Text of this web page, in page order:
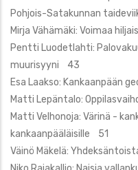
Pohjois-Satakunnan
Mirja Vähämäki: Voimaa
Pentti Luodetlahti:
muurisyyni 43
Esa Laakso: Kankaanpään
Matti Lepäntalo:
Matti Velhonoja: Värinä -
kankaanpääläisille 51
Väinö Mäkelä: